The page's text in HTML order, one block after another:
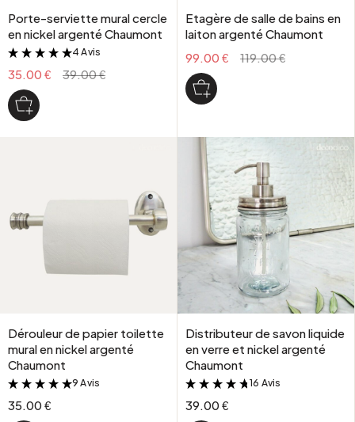
Porte-serviette mural cercle
en nickel argenté Chaumont
&
4 Avis
35.00 € 39.00 €
Etagère de salle de bains en
laiton argenté Chaumont
99.00 €
119.00 €
Dérouleur de papier toilette
mural en nickel argenté
Chaumont
&
9 Avis
35.00 €
Distributeur de savon liquide
en verre et nickel argenté
Chaumont
&
16 Avis
39.00 €